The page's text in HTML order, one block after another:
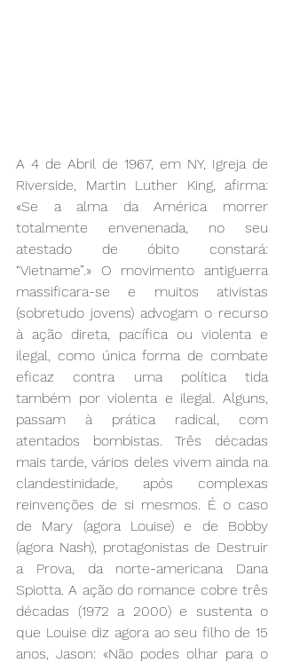
A 4 de Abril de 1967, em NY, Igreja de
Riverside, Martin Luther King, afirma:
«Se a alma da América morrer
totalmente envenenada, no seu
atestado de óbito constará:
“Vietname”.» O movimento antiguerra
massificara-se e muitos ativistas
(sobretudo jovens) advogam o recurso
à ação direta, pacífica ou violenta e
ilegal, como única forma de combate
eficaz contra uma política tida
também por violenta e ilegal. Alguns,
passam à prática radical, com
atentados bombistas. Três décadas
mais tarde, vários deles vivem ainda na
clandestinidade, após complexas
reinvenções de si mesmos. É o caso
de Mary (agora Louise) e de Bobby
(agora Nash), protagonistas de Destruir
a Prova, da norte-americana Dana
Spiotta. A ação do romance cobre três
décadas (1972 a 2000) e sustenta o
que Louise diz agora ao seu filho de 15
anos, Jason: «Não podes olhar para o